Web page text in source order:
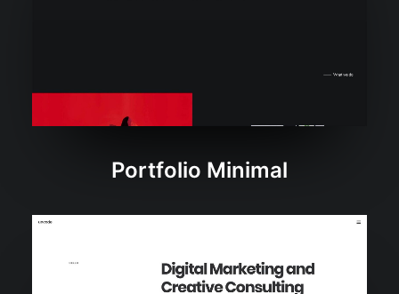
Portfolio Minimal